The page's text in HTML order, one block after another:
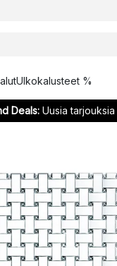
Ulkokalusteet %
Deals:Uusia